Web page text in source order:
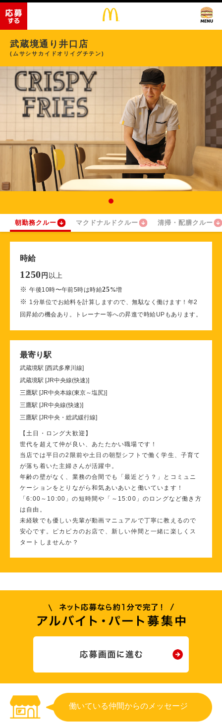
武蔵境通り井口店
(ムサシサカイドオリイグチテン)
朝勤務クルー マクドナルドクルー 清掃・配膳クルー
時給
1250 円 以上
※午後10時〜午前5時は時給25%増
※ 1分単位でお給料を計算しますので、無駄なく働けます！年2
回昇給の機会あり。トレーナー等への昇進で時給UPもあります。
最寄り駅
武蔵境駅 [西武多摩川線]
武蔵境駅 [JR中央線(快速)]
三鷹駅 [JR中央本線(東京～塩尻)]
三鷹駅 [JR中央線(快速)]
三鷹駅 [JR中央・総武緩行線]
【土日・ロング大歓迎】
世代を超えて仲が良い、あたたかい職場です！
当店では平日の2限前や土日の朝型シフトで働く学生、子育て
が落ち着いた主婦さんが活躍中。
年齢の壁がなく、業務の合間でも「最近どう？」とコミュニ
ケーションをとりながら和気あいあいと働いています！
「6:00～10:00」の短時間や「～15:00」のロングなど働き方
は自由。
未経験でも優しい先輩が動画マニュアルで丁寧に教えるので
安心です。ピカピカのお店で、新しい仲間と一緒に楽しくス
タートしませんか？
働いている仲間からのメッセージ